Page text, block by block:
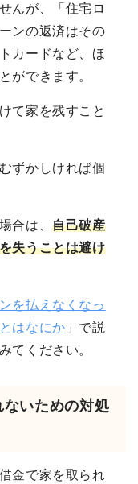
んが、「住宅ロ
ンの返済はその
カードなど、ほ
ができます。
て家を残すこと
ずかしければ個
合は、自己破産
失うことは避け
を払えなくなっ
はなにか 」で説
てください。
いための対処
金で家を取られ